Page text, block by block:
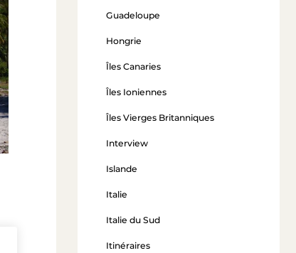
Guadeloupe
Hongrie
Îles Canaries
Îles Ioniennes
Îles Vierges Britanniques
Interview
Islande
Italie
Italie du Sud
Itinéraires